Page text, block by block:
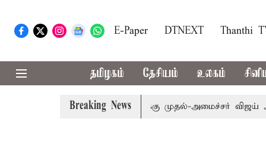
E-Paper DTNEXT Thanthi
தமிழகம் தேசியம் உலகம்
Breaking News
எம்.பி.க்கள் கூட்டத்துக்கு முதல்-அமைச்சர் விஜய் அழைப்பு